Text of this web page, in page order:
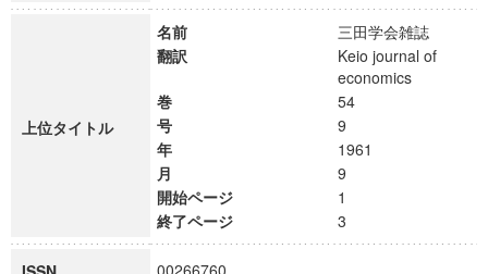
上位タイトル
名前
三田学会雑誌
翻訳
Keio journal of
economics
巻
54
号
9
年
1961
月
9
開始ページ
1
終了ページ
3
00266760